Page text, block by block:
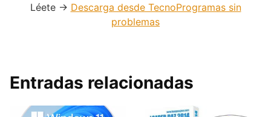
Léete -> Descarga desde TecnoProgramas sin
problemas
Entradas relacionadas